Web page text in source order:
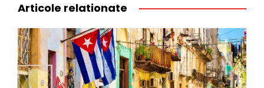
Articole relationate